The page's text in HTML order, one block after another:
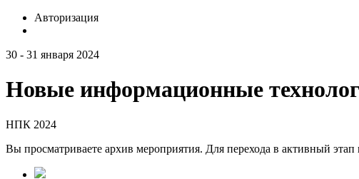
Авторизация
30 - 31 января 2024
Новые информационные
НПК 2024
Вы просматриваете архив мероприятия. Для перехода в активный